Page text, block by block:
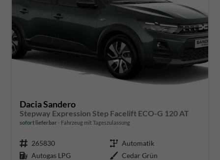
Dacia Sandero
Stepway Expression Step Facelift ECO-G 120 AT
sofort lieferbar Fahrzeug mit Tageszulassung
265830
Automatik
Autogas LPG
Cedar Grün